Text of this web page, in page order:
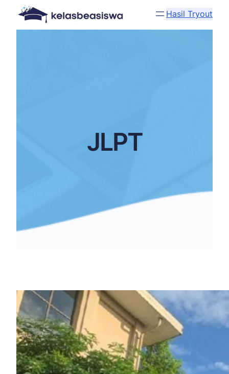
Hasil Tryout
JLPT